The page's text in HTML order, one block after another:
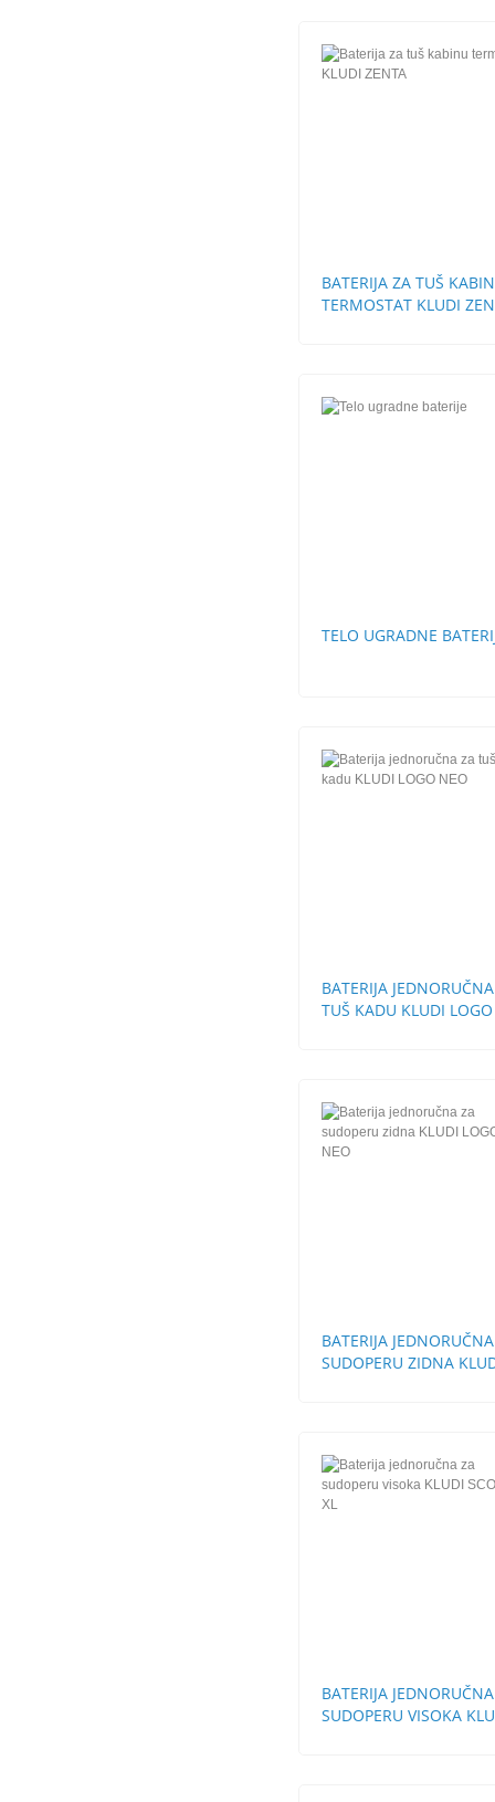
BATERIJA ZA TUŠ
TERMOSTAT KLUDI
TELO UGRADNE
BATERIJA
TUŠ KADU KLUDI LOGO
BATERIJA
SUDOPERU ZIDNA
BATERIJA
SUDOPERU VISOKA